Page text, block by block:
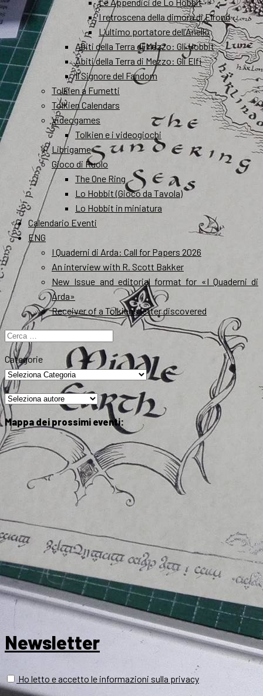
I retroscena della dimora di Elrond
L’ultimo portatore dell’Anello
Abiti della Terra di Mezzo: Gli Hobbit
Abiti della Terra di Mezzo: Gli Elfi
Il Signore del Fandom
Tolkien a Fumetti
Tolkien Calendars
Videogames
Tolkien e i videogiochi
Librigame
Gioco di Ruolo
The One Ring
Lo Hobbit (Gioco da Tavola)
Lo Hobbit in miniatura
Calendario Eventi
ENG
I Quaderni di Arda: Call for Papers 2026
An interview with R. Scott Bakker
New Issue and editorial format for «I Quaderni di
Arda»
Receiver of a Tolkien’s letter discovered
Ricerca
per:
Categorie
Mappa dei prossimi eventi:
Newsletter
Ho letto e accetto le informazioni sulla privacy